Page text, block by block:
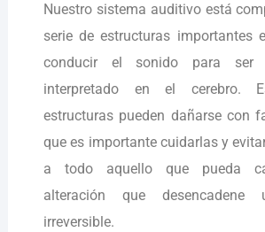
Nuestro sistema auditivo está
serie de estructuras importantes
conducir el sonido para ser
interpretado en el cerebro.
estructuras pueden dañarse con
que es importante cuidarlas y
a todo aquello que pueda
alteración que desencadene
irreversible.